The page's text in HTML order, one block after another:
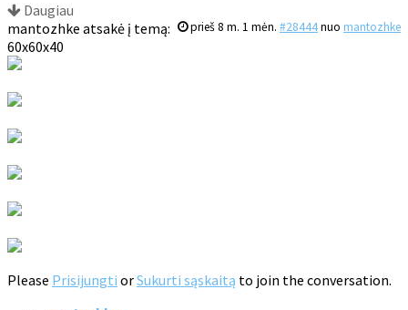
Daugiau
prieš 8 m. 1 mėn. #28444nuo mantozhke
mantozhke atsakė į temą:
60x60x40
Please Prisijungti orSukurti sąskaitą to join the conversation.